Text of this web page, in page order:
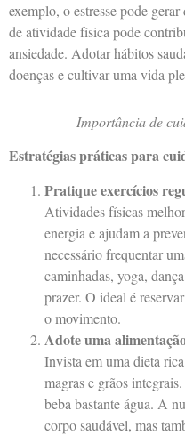
exemplo, o estresse pode
de atividade física pode
ansiedade. Adotar hábitos
doenças e cultivar uma vida
Importância de
Estratégias práticas para
Pratique exercícios
Atividades físicas
energia e ajudam a
necessário frequentar
caminhadas, yoga,
prazer. O ideal é
o movimento.
Adote uma
Invista em uma dieta
magras e grãos
beba bastante água. A
corpo saudável, mas